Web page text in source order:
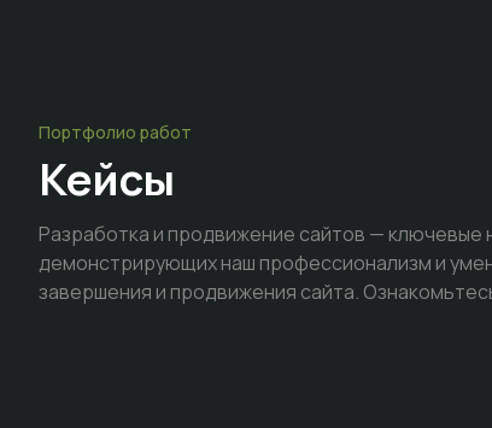
Портфолио работ
Кейсы
Разработка и продвижение сайтов —
демонстрирующих наш профессионализм и
завершения и продвижения сайта.